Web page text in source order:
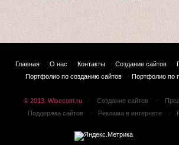
Главная ⁄ О нас ⁄ Контакты ⁄ Создание сайтов ⁄
Портфолио по созданию сайтов ⁄ Портфолио по
© 2013. Wisecom.ru ⁄ Создание сайтов ⁄
Поддержка сайтов ⁄ Реклама в интернете ⁄